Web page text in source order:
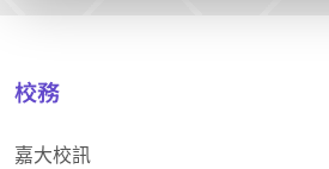
校務
嘉大校訊